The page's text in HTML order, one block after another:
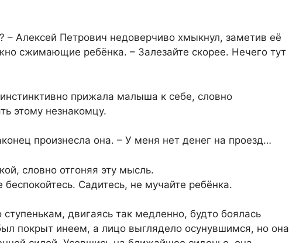
– Алексей Петрович недоверчиво хмыкнул, заметив её
сжимающие ребёнка. – Залезайте скорее. Нечего тут
прижала малыша к себе, словно
этому незнакомцу.
произнесла она. – У меня нет денег на проезд…
словно отгоняя эту мысль.
Садитесь, не мучайте ребёнка.
двигаясь так медленно, будто боялась
покрыт инеем, а лицо выглядело осунувшимся, но она